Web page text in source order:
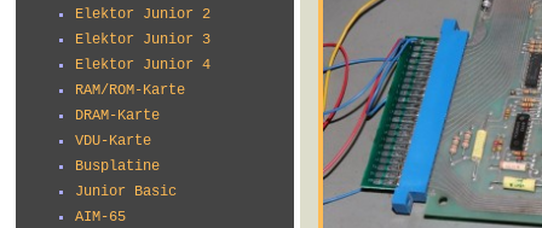
Elektor Junior 2
Elektor Junior 3
Elektor Junior 4
RAM/ROM-Karte
DRAM-Karte
VDU-Karte
Busplatine
Junior Basic
AIM-65